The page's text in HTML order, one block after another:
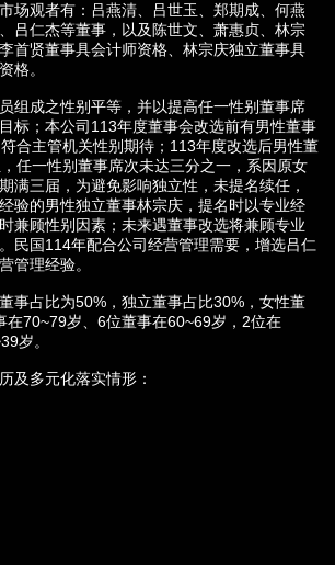
场观者有：吕燕清、吕世玉、郑期成、何燕
吕仁杰等董事，以及陈世文、萧惠贞、林宗
首贤董事具会计师资格、林宗庆独立董事具
格。
组成之性别平等，并以提高任一性别董事席
标；本公司113年度董事会改选前有男性董事
合主管机关性别期待；113年度改选后男性董
任一性别董事席次未达三分之一，系因原女
满三届，为避免影响独立性，未提名续任，
验的男性独立董事林宗庆，提名时以专业经
兼顾性别因素；未来遇董事改选将兼顾专业
民国114年配合公司经营管理需要，增选吕仁
管理经验。
事占比为50%，独立董事占比30% ，女性董
在70~79岁、 6位董事在60~69岁， 2位在
岁。
及多元化落实情形 ：